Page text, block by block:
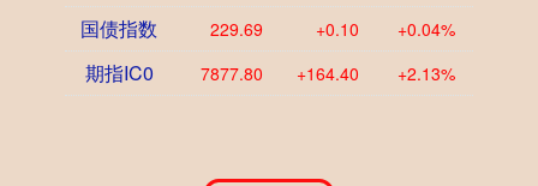
国债指数 229.69 +0.10 +0.04%
期指IC0 7877.80 +164.40 +2.13%